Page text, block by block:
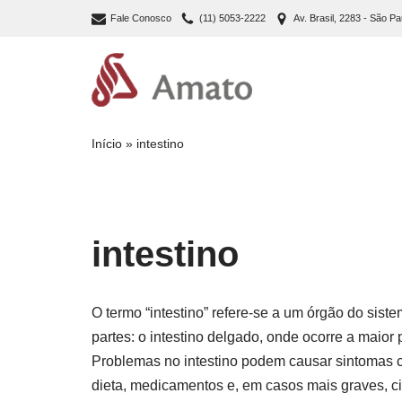
Fale Conosco (11) 5053-2222 Av. Brasil, 2283 - São
Início » intestino
intestino
O termo “intestino” refere-se a um órgão do
partes: o intestino delgado, onde ocorre a
Problemas no intestino podem causar
dieta, medicamentos e, em casos mais graves,